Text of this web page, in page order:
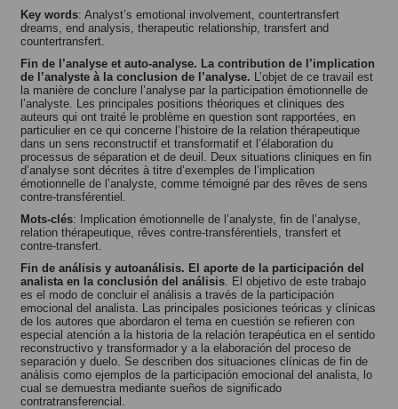
Key words: Analyst’s emotional involvement, countertransfert
dreams, end analysis, therapeutic relationship, transfert and
countertransfert.
Fin de l’analyse et auto-analyse. La contribution de l’implication
de l’analyste à la conclusion de l’analyse. L’objet de ce travail est
la manière de conclure l’analyse par la participation émotionnelle de
l’analyste. Les principales positions théoriques et cliniques des
auteurs qui ont traité le problème en question sont rapportées, en
particulier en ce qui concerne l’histoire de la relation thérapeutique
dans un sens reconstructif et transformatif et l’élaboration du
processus de séparation et de deuil. Deux situations cliniques en fin
d’analyse sont décrites à titre d’exemples de l’implication
émotionnelle de l’analyste, comme témoigné par des rêves de sens
contre-transférentiel.
Mots-clés: Implication émotionnelle de l’analyste, fin de l’analyse,
relation thérapeutique, rêves contre-transférentiels, transfert et
contre-transfert.
Fin de análisis y autoanálisis. El aporte de la participación del
analista en la conclusión del análisis . El objetivo de este trabajo
es el modo de concluir el análisis a través de la participación
emocional del analista. Las principales posiciones teóricas y clínicas
de los autores que abordaron el tema en cuestión se refieren con
especial atención a la historia de la relación terapéutica en el sentido
reconstructivo y transformador y a la elaboración del proceso de
separación y duelo. Se describen dos situaciones clínicas de fin de
análisis como ejemplos de la participación emocional del analista, lo
cual se demuestra mediante sueños de significado
contratransferencial.